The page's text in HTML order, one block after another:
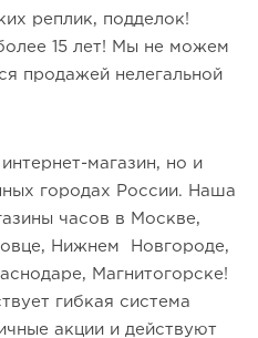
реплик, подделок!
15 лет! Мы не можем
продажей нелегальной
магазин, но и
городах России. Наша
часов в Москве,
Нижнем Новгороде,
Магнитогорске!
гибкая система
акции и действуют